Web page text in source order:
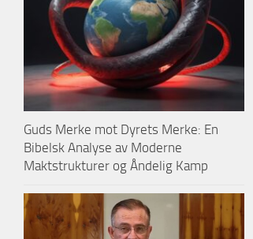
Guds Merke mot Dyrets Merke: En
Bibelsk Analyse av Moderne
Maktstrukturer og Åndelig Kamp